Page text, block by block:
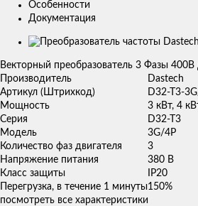
Особенности
Документация
Изображения
товаров
Векторный преобразователь 3 Фазы
Производитель
Dastech
Артикул (Штрихкод)
D32-T3-
Мощность
3 кВт, 4
Серия
D32-T3
Модель
3G/4P
Количество фаз двигателя
3
Напряжение питания
380 В
Класс защиты
IP20
Перегрузка, в течение 1 минуты150%
посмотреть все характеристики